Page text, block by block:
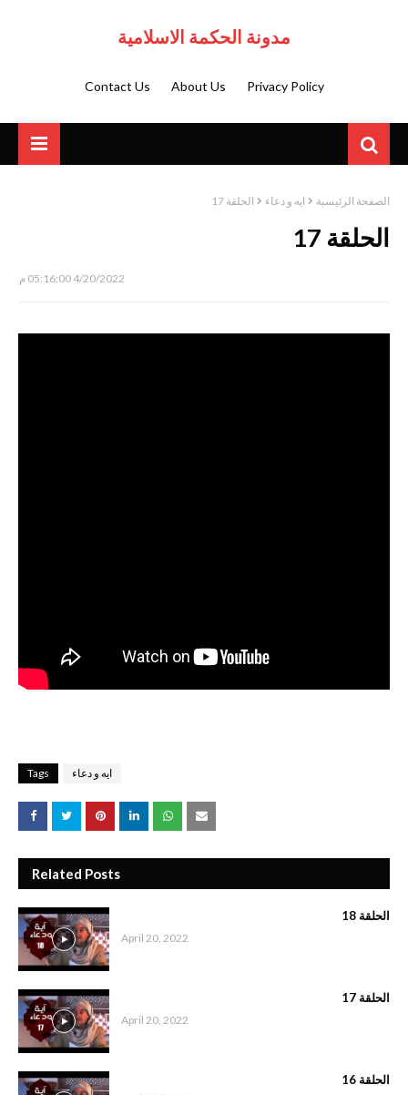
مدونة الحكمة الاسلامية
Privacy Policy
About Us
Contact Us
الصفحة الرئيسية ايه و دعاء الحلقة 17
الحلقة 17
4/20/2022 05:16:00 م
Tags ايه و دعاء
Related Posts
الحلقة 18
April 20, 2022
الحلقة 17
April 20, 2022
الحلقة 16